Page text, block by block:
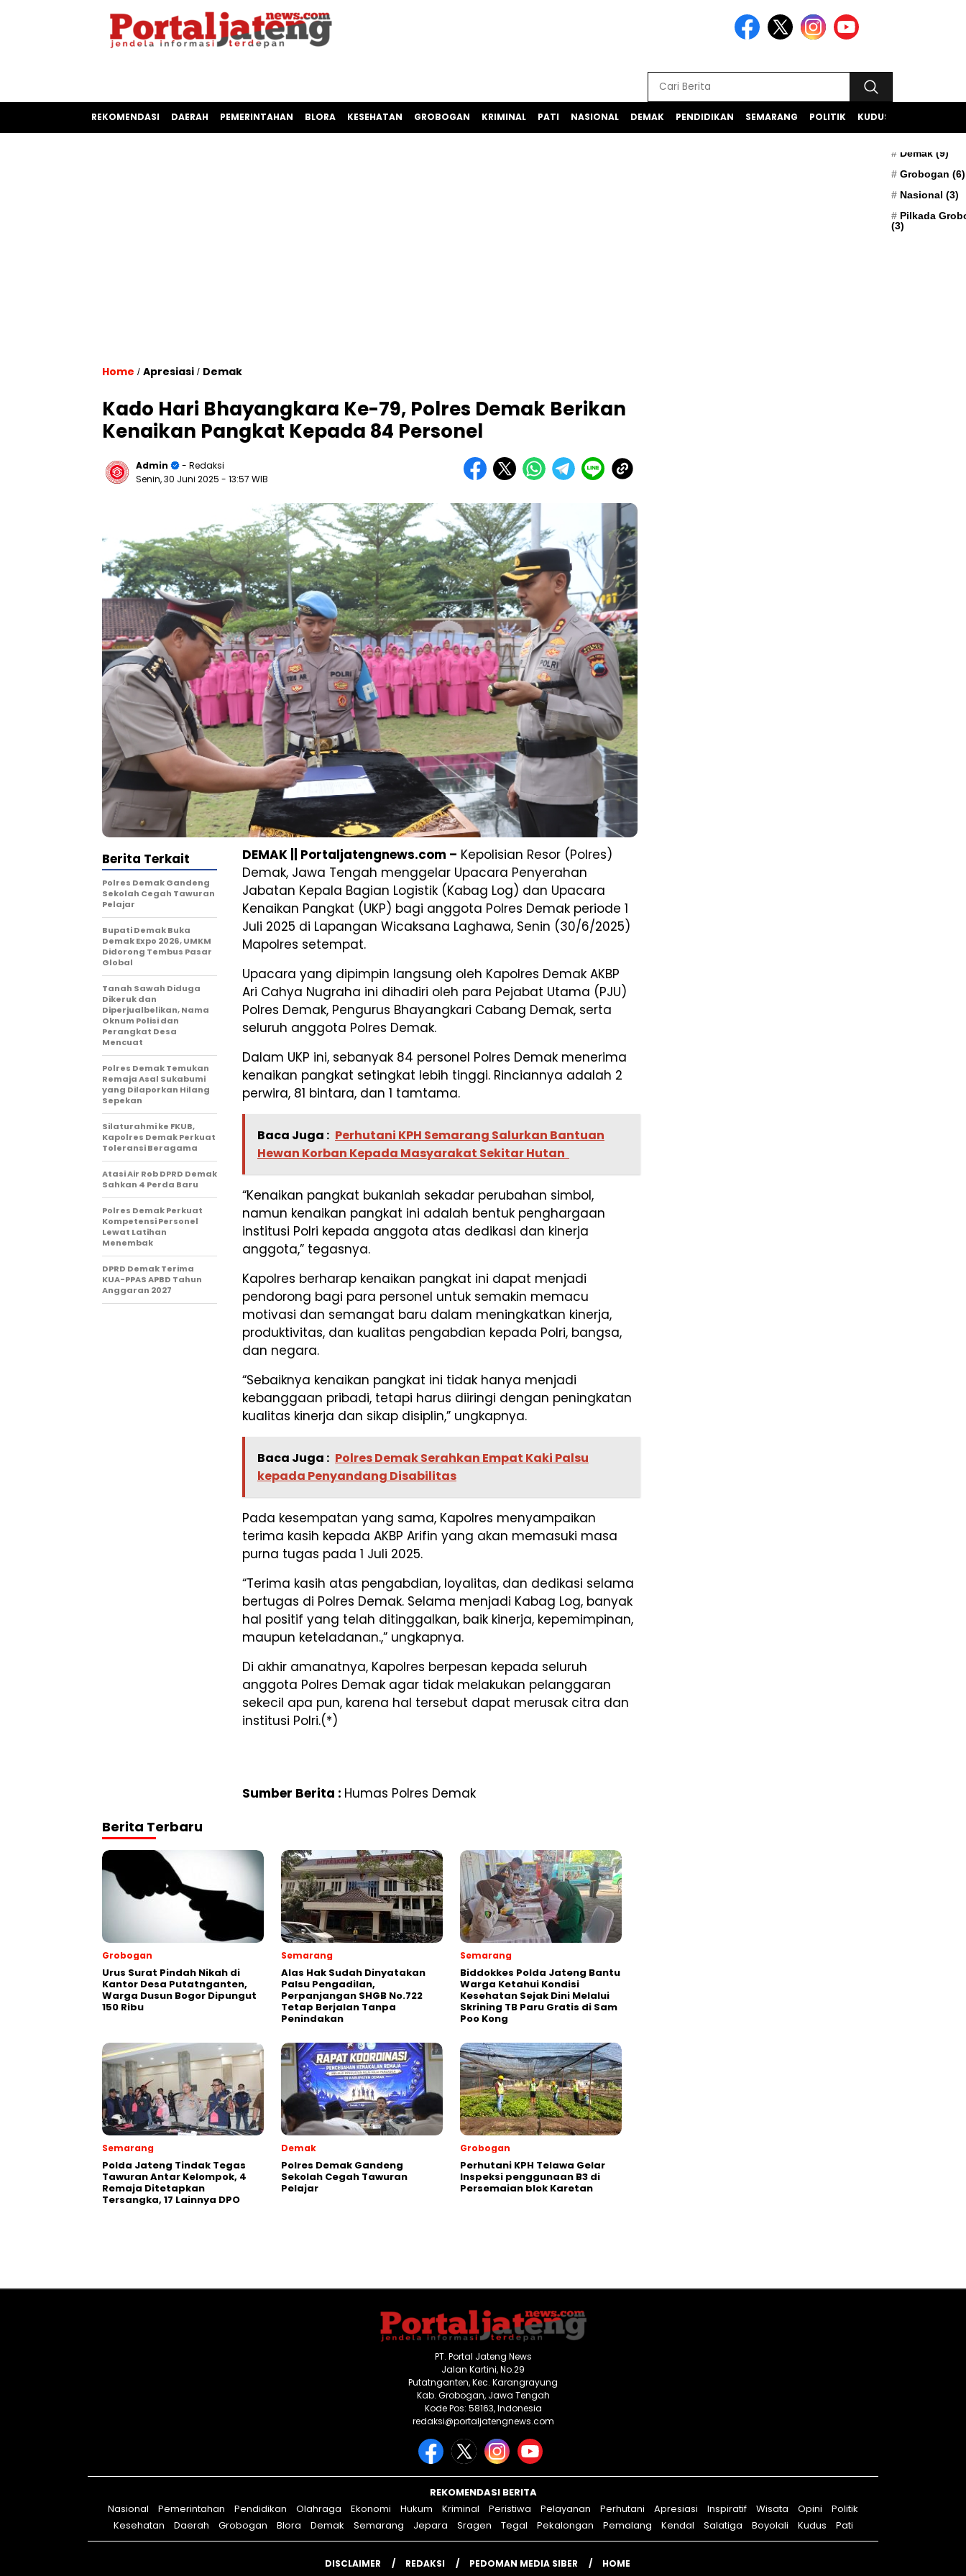
REKOMENDASI DAERAH PEMERINTAHAN BLORA KESEHATAN GROBOGAN KRIMINAL PATI NASIONAL DEMAK PENDIDIKAN SEMARANG POLITIK KUDUS
Apresiasi(5)
Demak (9)
Grobogan (6)
Nasional (3)
Pilkada
(3)
Home / Apresiasi / Demak
Kado Hari Bhayangkara Ke-79, Polres Demak Berikan
Kenaikan Pangkat Kepada 84 Personel
Admin
- Redaksi
Senin, 30 Juni 2025 - 13:57 WIB
DEMAK || Portaljatengnews.com – Kepolisian Resor (Polres)
Demak, Jawa Tengah menggelar Upacara Penyerahan
Jabatan Kepala Bagian Logistik (Kabag Log) dan Upacara
Kenaikan Pangkat (UKP) bagi anggota Polres Demak periode 1
Juli 2025 di Lapangan Wicaksana Laghawa, Senin (30/6/2025)
Mapolres setempat.
Upacara yang dipimpin langsung oleh Kapolres Demak AKBP
Ari Cahya Nugraha ini dihadiri oleh para Pejabat Utama (PJU)
Polres Demak, Pengurus Bhayangkari Cabang Demak, serta
seluruh anggota Polres Demak.
Dalam UKP ini, sebanyak 84 personel Polres Demak menerima
kenaikan pangkat setingkat lebih tinggi. Rinciannya adalah 2
perwira, 81 bintara, dan 1 tamtama.
Baca Juga : Perhutani KPH Semarang Salurkan Bantuan
Hewan Korban Kepada Masyarakat Sekitar Hutan
“Kenaikan pangkat bukanlah sekadar perubahan simbol,
namun kenaikan pangkat ini adalah bentuk penghargaan
institusi Polri kepada anggota atas dedikasi dan kinerja
anggota,” tegasnya.
Kapolres berharap kenaikan pangkat ini dapat menjadi
pendorong bagi para personel untuk semakin memacu
motivasi dan semangat baru dalam meningkatkan kinerja,
produktivitas, dan kualitas pengabdian kepada Polri, bangsa,
dan negara.
“Sebaiknya kenaikan pangkat ini tidak hanya menjadi
kebanggaan pribadi, tetapi harus diiringi dengan peningkatan
kualitas kinerja dan sikap disiplin,” ungkapnya.
Baca Juga : Polres Demak Serahkan Empat Kaki Palsu
kepada Penyandang Disabilitas
Pada kesempatan yang sama, Kapolres menyampaikan
terima kasih kepada AKBP Arifin yang akan memasuki masa
purna tugas pada 1 Juli 2025.
“Terima kasih atas pengabdian, loyalitas, dan dedikasi selama
bertugas di Polres Demak. Selama menjadi Kabag Log, banyak
hal positif yang telah ditinggalkan, baik kinerja, kepemimpinan,
maupun keteladanan.,” ungkapnya.
Di akhir amanatnya, Kapolres berpesan kepada seluruh
anggota Polres Demak agar tidak melakukan pelanggaran
sekecil apa pun, karena hal tersebut dapat merusak citra dan
institusi Polri.(*)
Sumber Berita : Humas Polres Demak
Berita Terkait
Polres Demak Gandeng
Sekolah Cegah Tawuran
Pelajar
Bupati Demak Buka
Demak Expo 2026, UMKM
Didorong Tembus Pasar
Global
Tanah Sawah Diduga
Dikeruk dan
Diperjualbelikan, Nama
Oknum Polisi dan
Perangkat Desa
Mencuat
Polres Demak Temukan
Remaja Asal Sukabumi
yang Dilaporkan Hilang
Sepekan
Silaturahmi ke FKUB,
Kapolres Demak Perkuat
Toleransi Beragama
Atasi Air Rob DPRD Demak
Sahkan 4 Perda Baru
Polres Demak Perkuat
Kompetensi Personel
Lewat Latihan
Menembak
DPRD Demak Terima
KUA-PPAS APBD Tahun
Anggaran 2027
Berita Terbaru
Grobogan
Urus Surat Pindah Nikah di
Kantor Desa Putatnganten,
Warga Dusun Bogor Dipungut
150 Ribu
Semarang
Alas Hak Sudah Dinyatakan
Palsu Pengadilan,
Perpanjangan SHGB No.722
Tetap Berjalan Tanpa
Penindakan
Semarang
Biddokkes Polda Jateng Bantu
Warga Ketahui Kondisi
Kesehatan Sejak Dini Melalui
Skrining TB Paru Gratis di Sam
Poo Kong
Semarang
Polda Jateng Tindak Tegas
Tawuran Antar Kelompok, 4
Remaja Ditetapkan
Tersangka, 17 Lainnya DPO
Demak
Polres Demak Gandeng
Sekolah Cegah Tawuran
Pelajar
Grobogan
Perhutani KPH Telawa Gelar
Inspeksi penggunaan B3 di
Persemaian blok Karetan
PT. Portal Jateng News
Jalan Kartini, No.29
Putatnganten, Kec. Karangrayung
Kab. Grobogan, Jawa Tengah
Kode Pos: 58163, Indonesia
redaksi@portaljatengnews.com
REKOMENDASI BERITA
Nasional
Pemerintahan Pendidikan Olahraga Ekonomi Hukum Kriminal Peristiwa Pelayanan Perhutani Apresiasi Inspiratif Wisata Opini
Politik
Kesehatan
Daerah Grobogan Blora Demak Semarang Jepara Sragen Tegal Pekalongan Pemalang Kendal Salatiga Boyolali Kudus Pati
DISCLAIMER REDAKSI PEDOMAN MEDIA SIBER HOME